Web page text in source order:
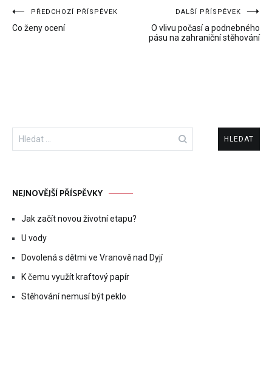
Navigace
pro
PŘEDCHOZÍ PŘÍSPĚVEK
Co ženy ocení
DALŠÍ PŘÍSPĚVEK
O vlivu počasí a podnebného
pásu na zahraniční stěhování
NEJNOVĚJŠÍ PŘÍSPĚVKY
Jak začít novou životní etapu?
U vody
Dovolená s dětmi ve Vranově nad Dyjí
K čemu využít kraftový papír
Stěhování nemusí být peklo